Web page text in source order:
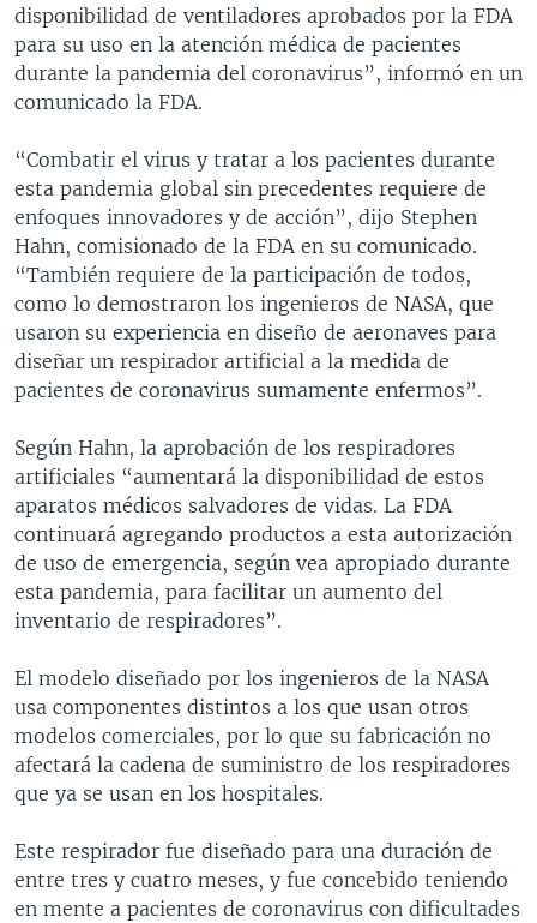
disponibilidad de ventiladores aprobados por la FDA
para su uso en la atención médica de pacientes
durante la pandemia del coronavirus”, informó en un
comunicado la FDA.
“Combatir el virus y tratar a los pacientes durante
esta pandemia global sin precedentes requiere de
enfoques innovadores y de acción”, dijo Stephen
Hahn, comisionado de la FDA en su comunicado.
“También requiere de la participación de todos,
como lo demostraron los ingenieros de NASA, que
usaron su experiencia en diseño de aeronaves para
diseñar un respirador artificial a la medida de
pacientes de coronavirus sumamente enfermos”.
Según Hahn, la aprobación de los respiradores
artificiales “aumentará la disponibilidad de estos
aparatos médicos salvadores de vidas. La FDA
continuará agregando productos a esta autorización
de uso de emergencia, según vea apropiado durante
esta pandemia, para facilitar un aumento del
inventario de respiradores”.
El modelo diseñado por los ingenieros de la NASA
usa componentes distintos a los que usan otros
modelos comerciales, por lo que su fabricación no
afectará la cadena de suministro de los respiradores
que ya se usan en los hospitales.
Este respirador fue diseñado para una duración de
entre tres y cuatro meses, y fue concebido teniendo
en mente a pacientes de coronavirus con dificultades